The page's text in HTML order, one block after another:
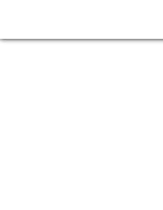
contenido